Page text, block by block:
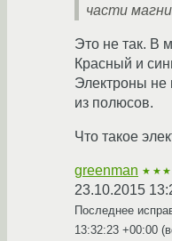
части
Это не так. В
Красный и
Электроны не
из полюсов.
Что такое
greenman
23.10.2015
Последнее
13:32:23 +00:00